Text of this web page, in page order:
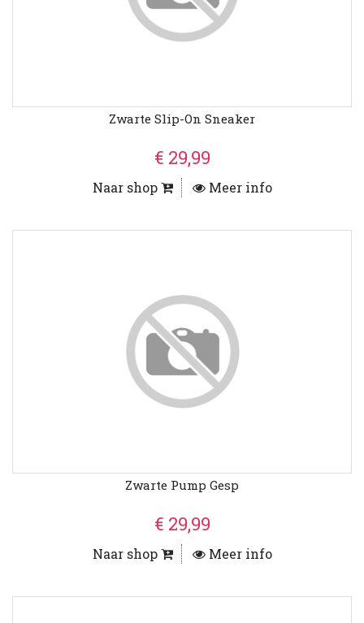
Zwarte Slip-On Sneaker
€ 29,99
Naar shop Meer info
Zwarte Pump Gesp
€ 29,99
Naar shop Meer info